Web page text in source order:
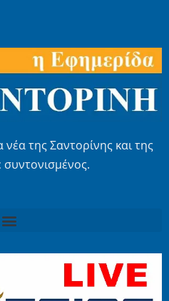
νέα της Σαντορίνης και της